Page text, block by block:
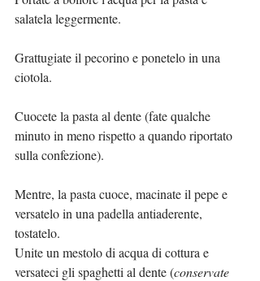
salatela leggermente.
Grattugiate il pecorino e ponetelo in una
ciotola.
Cuocete la pasta al dente (fate qualche
minuto in meno rispetto a quando riportato
sulla confezione).
Mentre, la pasta cuoce, macinate il pepe e
versatelo in una padella antiaderente,
tostatelo.
Unite un mestolo di acqua di cottura e
versateci gli spaghetti al dente (conservate